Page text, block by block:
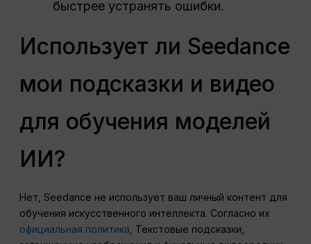
быстрее устранять ошибки.
Использует ли Seedance
мои подсказки и видео
для обучения моделей
ИИ?
Нет, Seedance не использует ваш личный контент для
обучения искусственного интеллекта. Согласно их
официальная политика , Текстовые подсказки,